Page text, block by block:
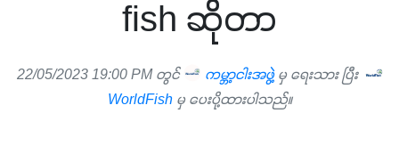
fish ဆိုတာ
22/05/2023 19:00 PM တွင် ကမ္ဘာ့ငါးအဖွဲ့မှ ရေးသား ပြီး
WorldFish မှ ပေးပို့ထားပါသည်။